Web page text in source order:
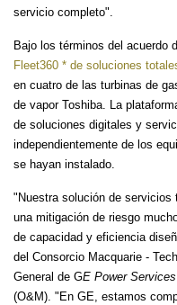
servicio completo".
Bajo los términos del acuerdo
Fleet360 * de soluciones
en cuatro de las turbinas de
de vapor Toshiba. La
de soluciones digitales y
independientemente de los
se hayan instalado.
"Nuestra solución de servicios
una mitigación de riesgo
de capacidad y eficiencia
del Consorcio Macquarie -
General de GE Power
(O&M). "En GE, estamos